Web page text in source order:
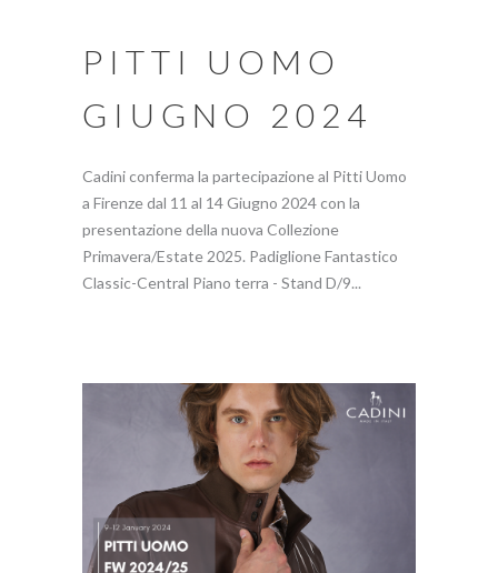
PITTI UOMO
GIUGNO 2024
Cadini conferma la partecipazione al Pitti Uomo
a Firenze dal 11 al 14 Giugno 2024 con la
presentazione della nuova Collezione
Primavera/Estate 2025. Padiglione Fantastico
Classic-Central Piano terra - Stand D/9...